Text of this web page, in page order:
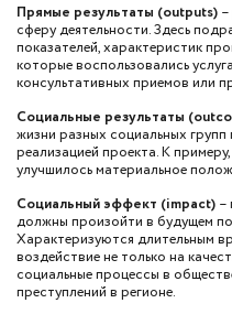
Прямые результаты (outputs)
сферу деятельности. Здесь
показателей, характеристик
которые воспользовались
консультативных приемов или
Социальные результаты
жизни разных социальных групп
реализацией проекта. К
улучшилось материальное
Социальный эффект (impact) –
должны произойти в будущем
Характеризуются длительным
воздействие не только на
социальные процессы в
преступлений в регионе.